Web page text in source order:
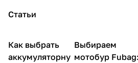
Статьи
Садовая
техника
Как выбрать
аккумуляторну
Садовая техника
Выбираем
мотобур Fubag: